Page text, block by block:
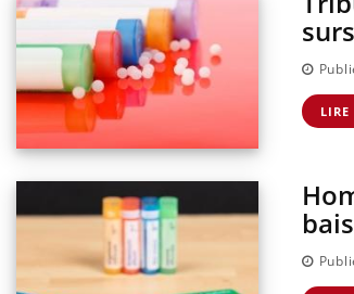
LIRE
sur la maladie d'un proche